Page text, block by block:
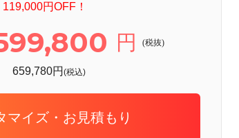
119,000円OFF！
円 (税抜)
659,780円 (税込)
マイズ・お見積もり